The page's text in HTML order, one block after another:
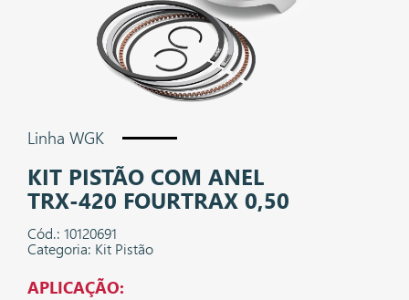
Linha WGK
KIT PISTÃO COM ANEL
TRX-420 FOURTRAX 0,50
Cód.: 10120691
Categoria: Kit Pistão
APLICAÇÃO: